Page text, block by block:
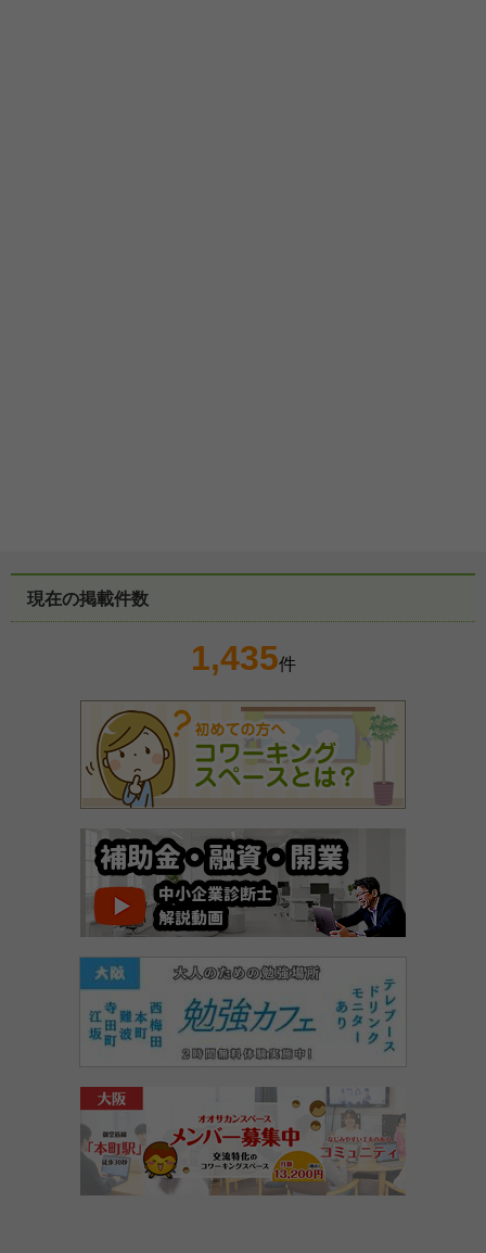
現在の掲載件数
1,435件